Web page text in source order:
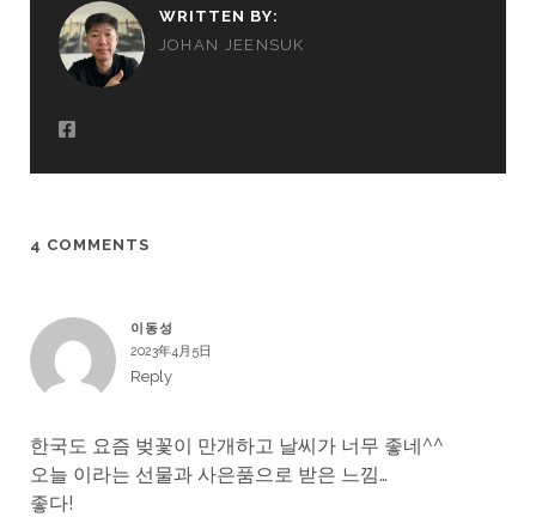
WRITTEN BY:
JOHAN JEENSUK
4 COMMENTS
이동성
2023年4月5日
Reply
한국도 요즘 벚꽃이 만개하고 날씨가 너무 좋네^^
오늘 이라는 선물과 사은품으로 받은 느낌…
좋다!